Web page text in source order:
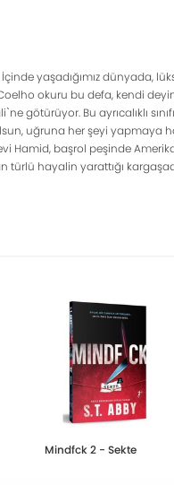
yaşadığımız dünyada,
okuru bu defa, kendi
Bu ayrıcalıklı
uğruna her şeyi yapmaya
başrol peşinde
türlü hayalin yarattığı
Mindfck 2 - Sekte